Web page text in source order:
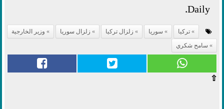
Daily.
تركيا سوريا زلزال تركيا زلزال سوريا
وزير الخارجية
سامح شكري
⇧